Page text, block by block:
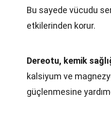
Bu sayede vücudu
etkilerinden korur.
Dereotu, kemik
kalsiyum ve
güçlenmesine